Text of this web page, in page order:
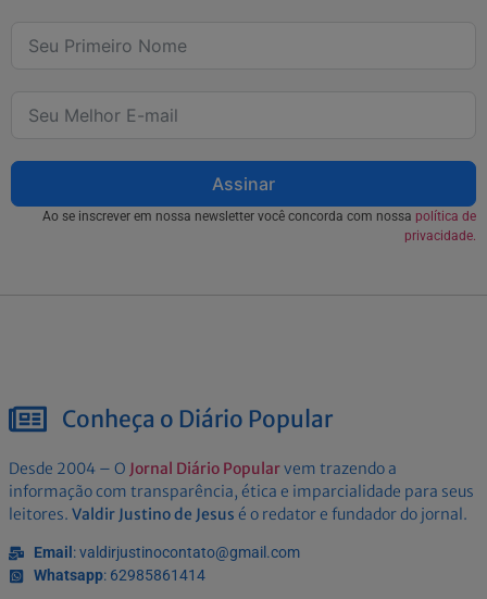
Assinar
Ao se inscrever em nossa newsletter você concorda com nossa política de
privacidade.
Conheça o Diário Popular
Desde 2004 – O Jornal Diário Popularvem trazendo a
informação com transparência, ética e imparcialidade para seus
leitores. Valdir Justino de Jesus é o redator e fundador do jornal.
Email : valdirjustinocontato@gmail.com
Whatsapp: 62985861414